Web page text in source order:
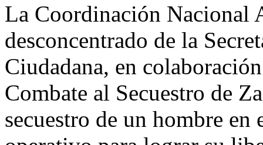
La Coordinación Nacional
desconcentrado de la
Ciudadana, en
Combate al Secuestro de
secuestro de un hombre